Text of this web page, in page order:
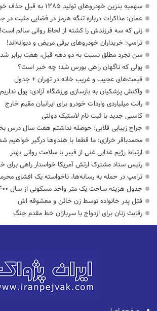
سهمیه بنزین خودروهای تولید ۱۳۸۵ به قبل حذف خواهد شد؟
عمان: مذاکرات درباره تنگه هرمز در فضایی مثبت در
زنی که سه فرزندش را کشته از لحاظ روانی سالم است!
ترامپ: خریداران خودروهای برقی مریض و دیوانه‌اند!
سن تجرد مطلق نسبت به دو دهه قبل، هفت برابر شد
پولی که ناگهان راهی بورس شد؛ چه خبر است؟
قیمت‌های عجیب و غریب خانه در تهران + جدول
واکنش پزشکیان به بازسازی ورزشگاه آزادی: پول
رانت میلیاردی واردات خودرو برای ایرانیان مقیم خارج
کاسبی جدید با ثبت نام لاستیک دولتی
جراح زیبایی قلابی: حوصله نداشتم هفت سال درس
محمدباقر خرازی: ما قطعا با هندوها درگیر خواهیم
ارتباط رژیم غذایی غنی از فیبر با سلامت روانی بهتر
رئیس ستاد مشترک ارتش آمریکا خواستار راهی برای
ترامپ در حمله‌ به رسانه‌ها، ناخواسته یک افشای
جدول هزینه ساخت یک متر واحد مسکونی از سال ۱۴۰۰ تا ۱۴۰۵
قتل پدر خانواده توسط زن خائن و معشوقه اش
رقابت زنان برای ازدواج با سربازان خط مقدم جنگ